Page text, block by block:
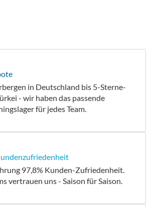
in Deutschland bis 5-Sterne-
- wir haben das passende
für jedes Team.
97,8% Kunden-Zufriedenheit.
vertrauen uns - Saison für Saison.